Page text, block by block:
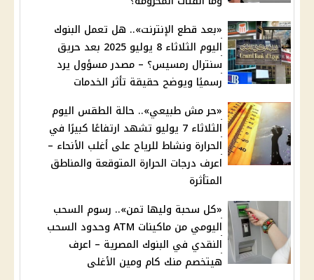
«بعد قطع الإنترنت».. هل تعمل البنوك
اليوم الثلاثاء 8 يوليو 2025 بعد حريق
سنترال رمسيس؟ – مصدر مسؤول يرد
رسميًا ويوضح حقيقة تأثر الخدمات
«حر مش طبيعي».. حالة الطقس اليوم
الثلاثاء 7 يوليو تشهد ارتفاعًا كبيرًا في
الحرارة ونشاط للرياح على أغلب الأنحاء –
اعرف درجات الحرارة المتوقعة والمناطق
المتأثرة
«كل سحبة وليها تمن».. رسوم السحب
اليومي من ماكينات ATM وحدود السحب
النقدي في البنوك المصرية – اعرف
هيتخصم منك كام ومين الأغلى